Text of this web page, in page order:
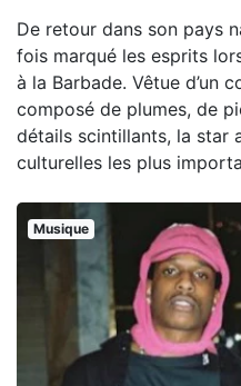
De retour dans son pays
fois marqué les esprits
à la Barbade. Vêtue d’un
composé de plumes, de
détails scintillants, la star
culturelles les plus
Musique